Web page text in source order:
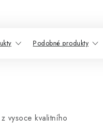
Podobné produkty
vysoce kvalitního